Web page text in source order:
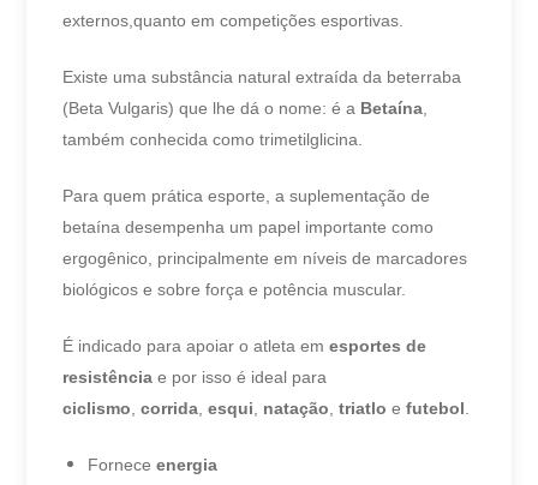
externos,quanto em competições esportivas.
Existe uma substância natural extraída da beterraba
(Beta Vulgaris) que lhe dá o nome: é a Betaína
também conhecida como trimetilglicina.
Para quem prática esporte, a suplementação de
betaína desempenha um papel importante como
ergogênico, principalmente em níveis de marcadores
biológicos e sobre força e potência muscular.
É indicado para apoiar o atleta emesportes de
resistência e por isso é ideal para
ciclismo ,corrida ,esqui natação ,triatlo efutebol
Forneceenergia